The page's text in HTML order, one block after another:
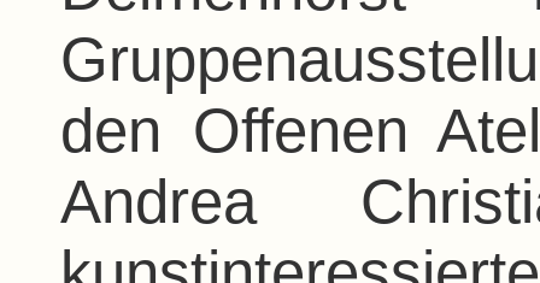
den Offenen
Andrea